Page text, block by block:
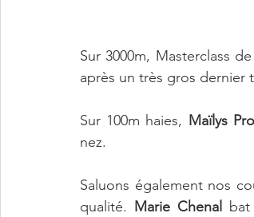
Sur 3000m, Masterclass de
après un très gros dernier
Sur 100m haies, Maïlys
nez.
Saluons également nos
qualité. Marie Chenal